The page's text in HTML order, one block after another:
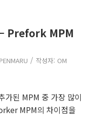
Prefork MPM
/ 작성자: OM
된 MPM 중 가장 많이
MPM의 차이점을